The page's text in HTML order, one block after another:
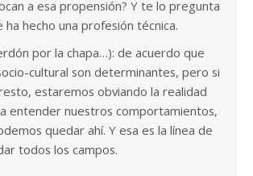
a esa propensión? Y te lo pregunta
ha hecho una profesión técnica.
por la chapa…): de acuerdo que
cultural son determinantes, pero si
estaremos obviando la realidad
entender nuestros comportamientos,
quedar ahí. Y esa es la línea de
todos los campos.